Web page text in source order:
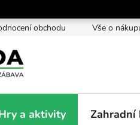
obchodu Vše o
a aktivity Zahradní